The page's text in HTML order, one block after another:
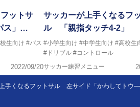
ットサ
ス」…
生向け #パス
2022/09/20
サッカーが上手くなるフ
ル 「親指タッチ4-2」
#小学生向け #中学生向け #高校生
#ドリブル #コントロール
サッカー練習メニュー
手くなるフットサル 左サイド「かわしてトウ―